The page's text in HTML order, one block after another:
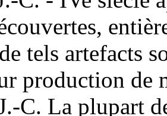
tels artefacts
production de
C. La plupart